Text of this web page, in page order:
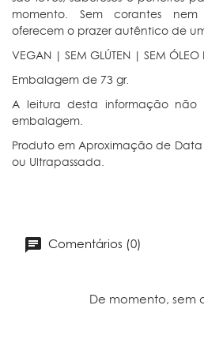
momento. Sem corantes nem
oferecem o prazer autêntico de
VEGAN | SEM GLÚTEN | SEM ÓLEO
Embalagem de 73 gr.
A leitura desta informação não
embalagem.
Produto em Aproximação de
ou Ultrapassada.
Comentários (0)
De momento, sem